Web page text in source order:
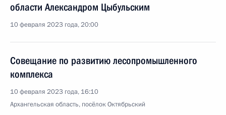
области Александром Цыбульским
10 февраля 2023 года, 20:00
Совещание по развитию лесопромышленного
комплекса
10 февраля 2023 года, 16:10
Архангельская область, посёлок Октябрьский